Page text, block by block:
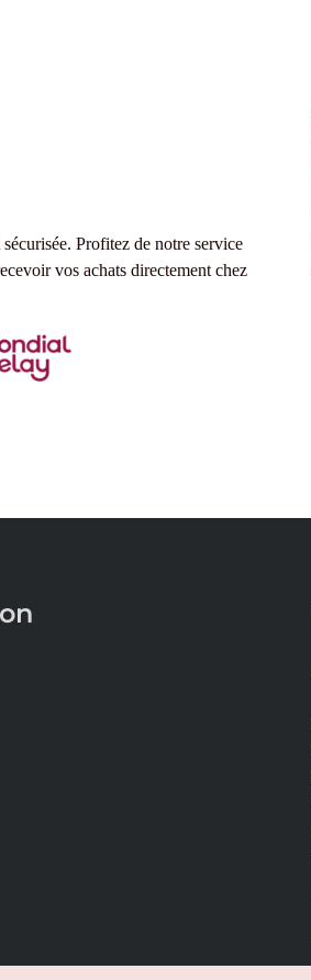
Profitez de notre service
vos achats directement chez